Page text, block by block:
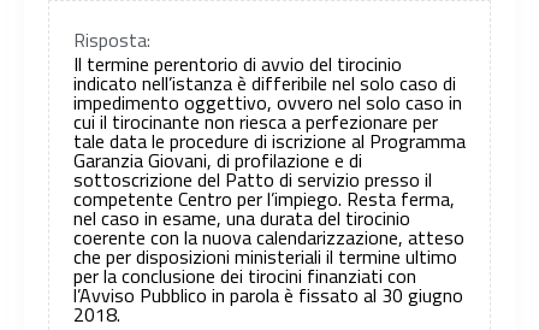
Risposta:
Il termine perentorio di avvio del tirocinio
indicato nell’istanza è differibile nel solo caso di
impedimento oggettivo, ovvero nel solo caso in
cui il tirocinante non riesca a perfezionare per
tale data le procedure di iscrizione al Programma
Garanzia Giovani, di profilazione e di
sottoscrizione del Patto di servizio presso il
competente Centro per l’impiego. Resta ferma,
nel caso in esame, una durata del tirocinio
coerente con la nuova calendarizzazione, atteso
che per disposizioni ministeriali il termine ultimo
per la conclusione dei tirocini finanziati con
l’Avviso Pubblico in parola è fissato al 30 giugno
2018.